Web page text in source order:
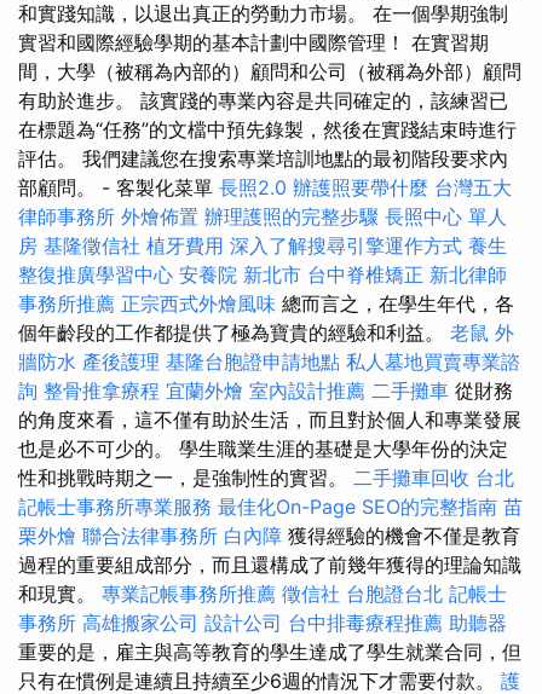
和實踐知識，以退出真正的勞動力市場。 在一個學期強制
實習和國際經驗學期的基本計劃中國際管理！ 在實習期
間，大學（被稱為內部的）顧問和公司（被稱為外部）顧問
有助於進步。 該實踐的專業內容是共同確定的，該練習已
在標題為“任務”的文檔中預先錄製，然後在實踐結束時進行
評估。 我們建議您在搜索專業培訓地點的最初階段要求內
部顧問。 - 客製化菜單 長照2.0 辦護照要帶什麼 台灣五大
律師事務所 外燴佈置 辦理護照的完整步驟 長照中心 單人
房 基隆徵信社 植牙費用 深入了解搜尋引擎運作方式 養生
整復推廣學習中心 安養院 新北市 台中脊椎矯正 新北律師
事務所推薦 正宗西式外燴風味 總而言之，在學生年代，各
個年齡段的工作都提供了極為寶貴的經驗和利益。 老鼠 外
牆防水 產後護理 基隆台胞證申請地點 私人墓地買賣專業諮
詢 整骨推拿療程 宜蘭外燴 室內設計推薦 二手攤車 從財務
的角度來看，這不僅有助於生活，而且對於個人和專業發展
也是必不可少的。 學生職業生涯的基礎是大學年份的決定
性和挑戰時期之一，是強制性的實習。 二手攤車回收 台北
記帳士事務所專業服務 最佳化On-Page SEO的完整指南 苗
栗外燴 聯合法律事務所 白內障 獲得經驗的機會不僅是教育
過程的重要組成部分，而且還構成了前幾年獲得的理論知識
和現實。 專業記帳事務所推薦 徵信社 台胞證台北 記帳士
事務所 高雄搬家公司 設計公司 台中排毒療程推薦 助聽器
重要的是，雇主與高等教育的學生達成了學生就業合同，但
只有在慣例是連續且持續至少6週的情況下才需要付款。 護